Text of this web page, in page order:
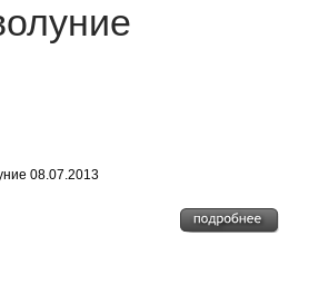
08.07.2013